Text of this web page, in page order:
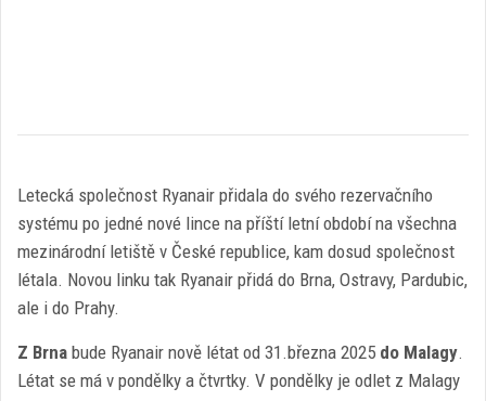
Letecká společnost Ryanair přidala do svého rezervačního
systému po jedné nové lince na příští letní období na všechna
mezinárodní letiště v České republice, kam dosud společnost
létala. Novou linku tak Ryanair přidá do Brna, Ostravy, Pardubic,
ale i do Prahy.
Z Brna bude Ryanair nově létat od 31.března 2025 do Malagy.
Létat se má v pondělky a čtvrtky. V pondělky je odlet z Malagy